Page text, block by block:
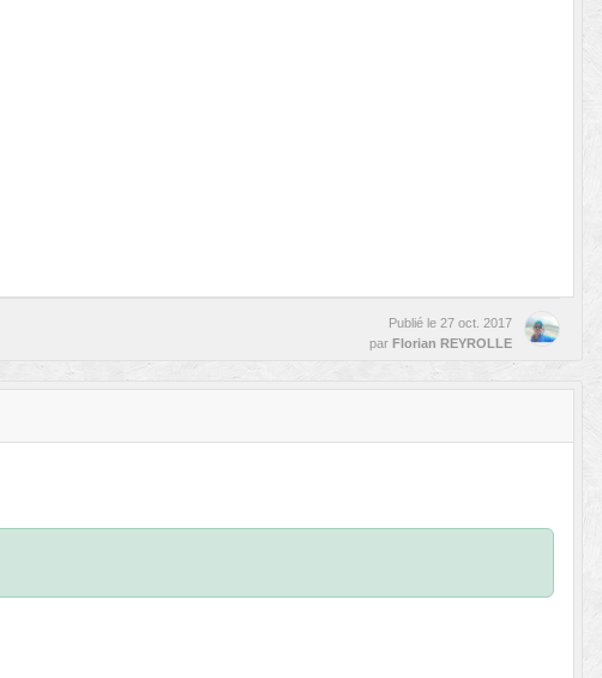
Publié le 27 oct. 2017
par Florian REYROLLE